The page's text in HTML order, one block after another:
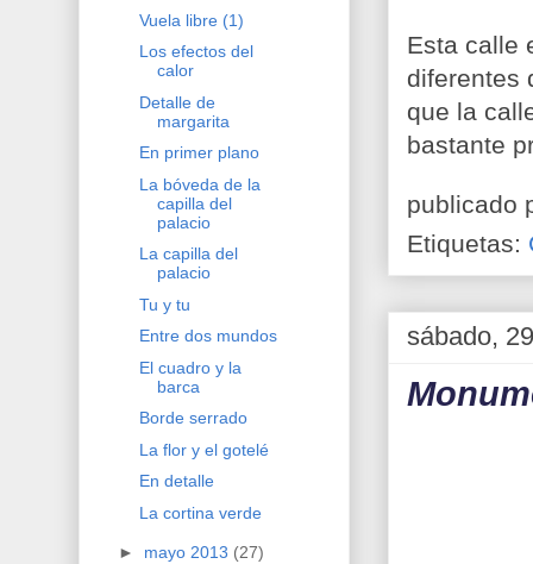
Esta calle
diferentes
que la
bastante
publicado
Etiquetas:
sábado,
Vuela libre (1)
Los efectos del
calor
Detalle de
margarita
En primer plano
La bóveda de la
capilla del
palacio
La capilla del
palacio
Tu y tu
Entre dos mundos
El cuadro y la
barca
Borde serrado
La flor y el gotelé
En detalle
La cortina verde
► mayo 2013 (27)